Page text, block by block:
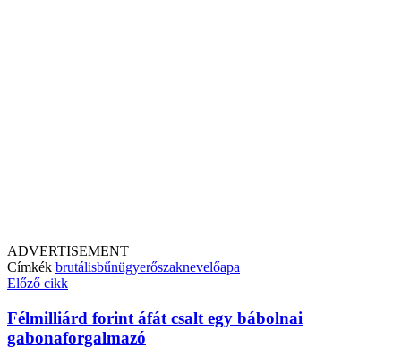
ADVERTISEMENT
Címkék brutálisbűnügyerőszaknevelőapa
Előző cikk
Félmilliárd forint áfát csalt egy bábolnai
gabonaforgalmazó